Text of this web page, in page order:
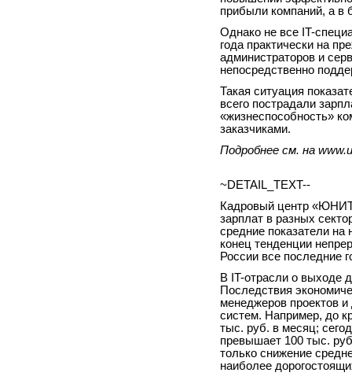
прибыли компаний, а в
Однако не все IT-
года практически на
администраторов и
непосредственно
Такая ситуация
всего пострадали
«жизнеспособность»
заказчиками.
Подробнее см. на
~DETAIL_TEXT--
Кадровый центр
зарплат в разных
средние показатели на
конец тенденции
России все последние
В IT-отрасли о выходе
Последствия
менеджеров проектов
систем. Например, до
тыс. руб. в месяц;
превышает 100 тыс.
только снижение
наиболее